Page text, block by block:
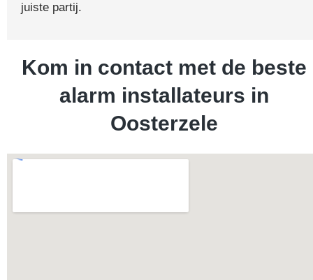
juiste partij.
Kom in contact met de beste
alarm installateurs in
Oosterzele